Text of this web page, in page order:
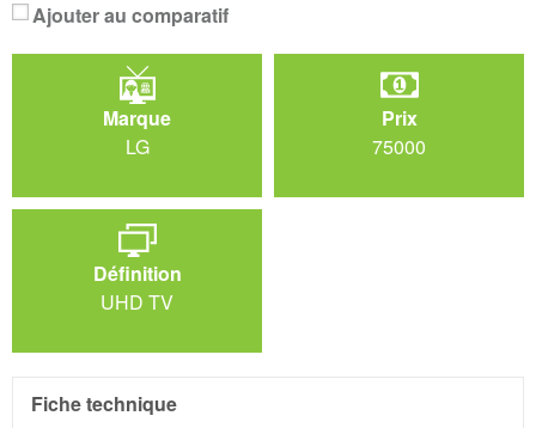
Ajouter au comparatif
Marque
LG
Prix
75000
Définition
UHD TV
Fiche technique